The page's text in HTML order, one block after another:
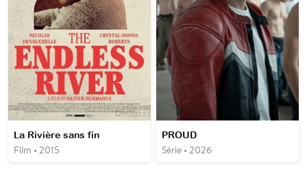
La Rivière sans fin
Film • 2015
PROUD
Série • 2026